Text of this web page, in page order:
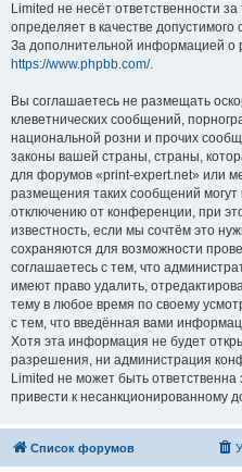
Limited не несёт ответственности
определяет в качестве
За дополнительной информацией о
https://www.phpbb.com/.
Вы соглашаетесь не размещать
клеветнических сообщений,
национальной розни и прочих
законы вашей страны, страны,
для форумов «print-expert.net» или
размещения таких сообщений
отключению от конференции, при
известность, если мы сочтём это
сохраняются для возможности
соглашаетесь с тем, что
имеют право удалить,
тему в любое время по своему
с тем, что введённая вами
Хотя эта информация не будет
разрешения, ни администрация
Limited не может быть ответственна
привести к несанкционированному
Список форумов